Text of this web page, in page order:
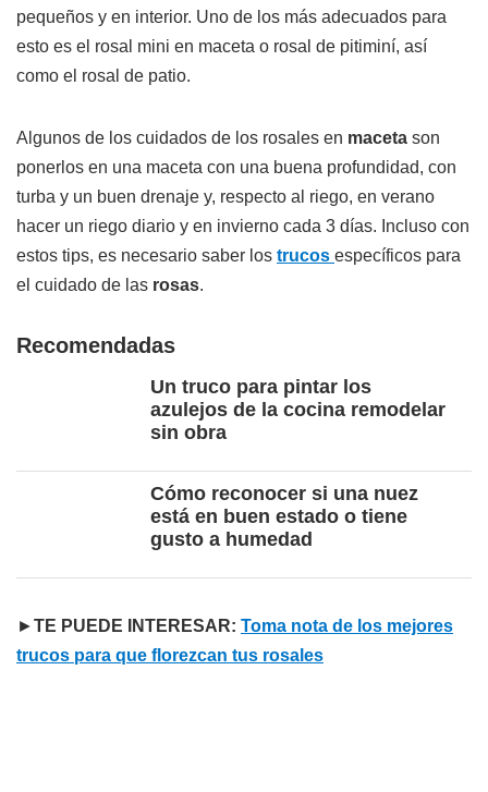
pequeños y en interior. Uno de los más adecuados para
esto es el rosal mini en maceta o rosal de pitiminí, así
como el rosal de patio.
Algunos de los cuidados de los rosales en maceta son
ponerlos en una maceta con una buena profundidad, con
turba y un buen drenaje y, respecto al riego, en verano
hacer un riego diario y en invierno cada 3 días. Incluso con
estos tips, es necesario saber los trucos específicos para
el cuidado de las rosas.
Recomendadas
Un truco para pintar los
azulejos de la cocina remodelar
sin obra
Cómo reconocer si una nuez
está en buen estado o tiene
gusto a humedad
►TE PUEDE INTERESAR: Toma nota de los mejores
trucos para que florezcan tus rosales